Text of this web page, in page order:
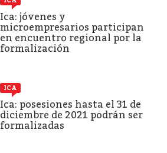
Ica: jóvenes y
microempresarios participan
en encuentro regional por la
formalización
ICA
Ica: posesiones hasta el 31 de
diciembre de 2021 podrán ser
formalizadas